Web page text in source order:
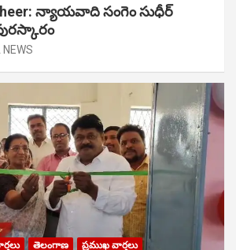
న్యాయవాది సంగెం సుధీర్
NEWS
తెలంగాణ
ప్రముఖ వార్తలు